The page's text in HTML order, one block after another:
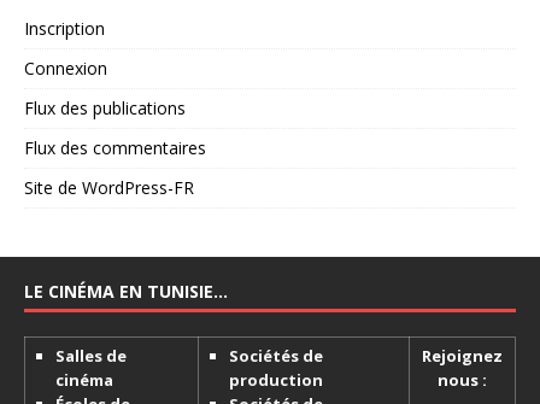
Inscription
Connexion
Flux des publications
Flux des commentaires
Site de WordPress-FR
LE CINÉMA EN TUNISIE…
Salles de
cinéma
Sociétés de
production
Rejoignez
nous :